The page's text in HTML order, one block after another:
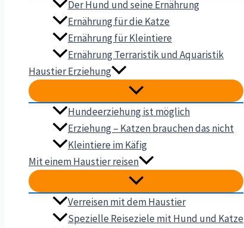
Der Hund und seine Ernährung
Ernährung für die Katze
Ernährung für Kleintiere
Ernährung Terraristik und Aquaristik
Haustier Erziehung
Hundeerziehung ist möglich
Erziehung – Katzen brauchen das nicht
Kleintiere im Käfig
Mit einem Haustier reisen
Verreisen mit dem Haustier
Spezielle Reiseziele mit Hund und Katze